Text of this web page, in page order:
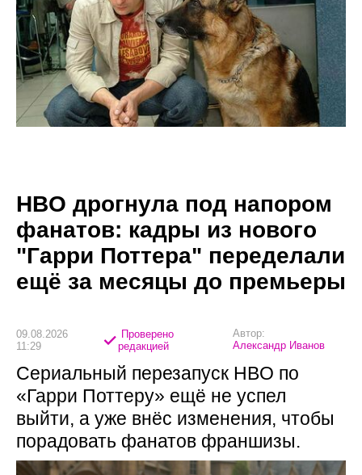
HBO дрогнула под напором
фанатов: кадры из нового
"Гарри Поттера" переделали
ещё за месяцы до премьеры
09.08.2026
11:29
Проверено
редакцией
Автор:
Александр Иванов
Сериальный перезапуск HBO по
«Гарри Поттеру» ещё не успел
выйти, а уже внёс изменения, чтобы
порадовать фанатов франшизы.